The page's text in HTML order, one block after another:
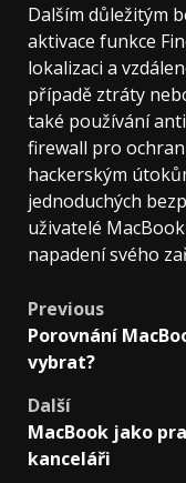
Dalším důležitým
aktivace funkce
lokalizaci a
případě ztráty
také používání
firewall pro
hackerským
jednoduchých
uživatelé
napadení svého
Post
navigation
Previous
Porovnání
vybrat?
Další
MacBook jako
kanceláři